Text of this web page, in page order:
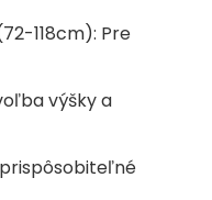
118cm): Pre
výšky a
prispôsobiteľné